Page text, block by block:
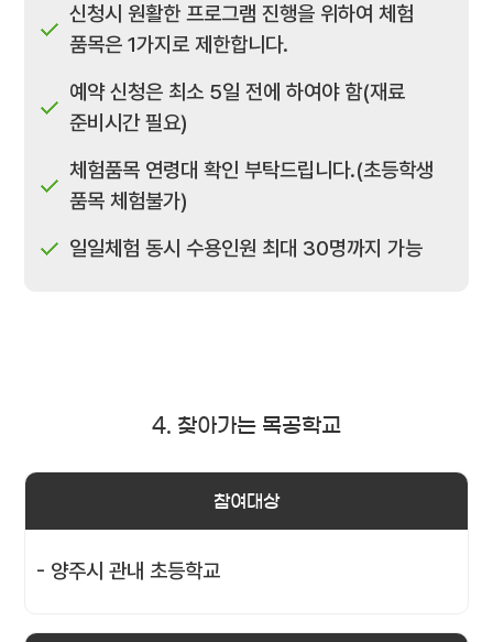
신청시 원활한 프로그램 진행을 위하여 체험
품목은 1가지로 제한합니다.
예약 신청은 최소 5일 전에 하여야 함(재료
준비시간 필요)
체험품목 연령대 확인 부탁드립니다.(초등학생
품목 체험불가)
일일체험 동시 수용인원 최대 30명까지 가능
4. 찾아가는 목공학교
참여대상
- 양주시 관내 초등학교